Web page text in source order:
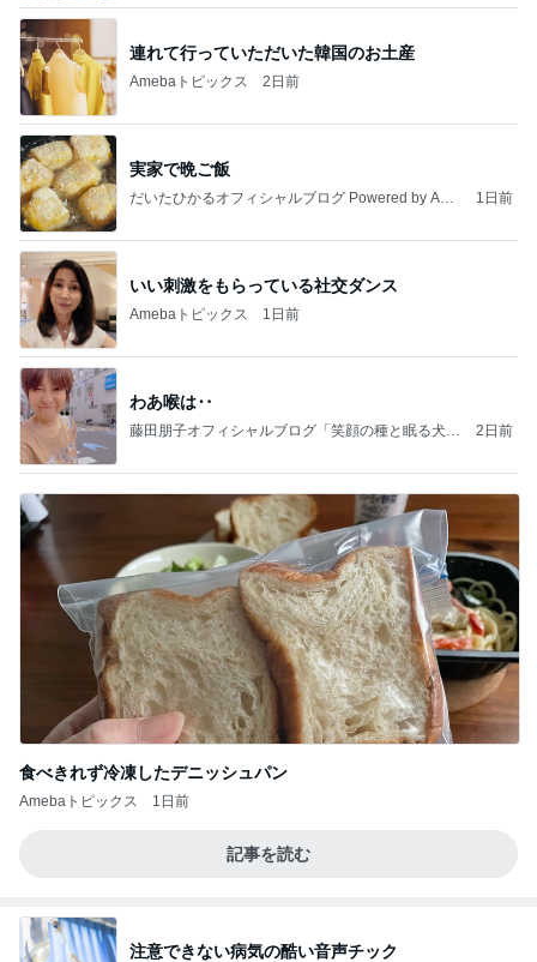
連れて行っていただいた韓国のお土産
Amebaトピックス 2日前
実家で晩ご飯
だいたひかるオフィシャルブログ Powered by Ame
1日前
いい刺激をもらっている社交ダンス
Amebaトピックス 1日前
わあ喉は‥
藤田朋子オフィシャルブログ「笑顔の種と眠る犬」
2日前
食べきれず冷凍したデニッシュパン
Amebaトピックス 1日前
記事を読む
注意できない病気の酷い音声チック